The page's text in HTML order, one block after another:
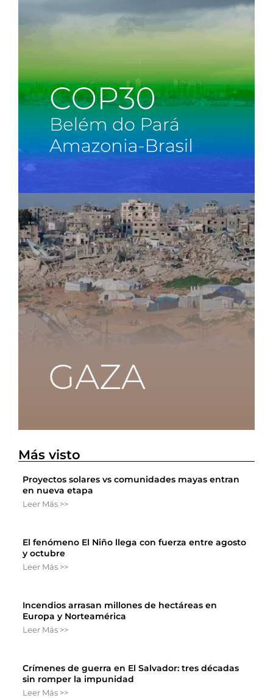
Más visto
Proyectos solares vs comunidades mayas entran
en nueva etapa
Leer Más >>
El fenómeno El Niño llega con fuerza entre agosto
y octubre
Leer Más >>
Incendios arrasan millones de hectáreas en
Europa y Norteamérica
Leer Más >>
Crímenes de guerra en El Salvador: tres décadas
sin romper la impunidad
Leer Más >>